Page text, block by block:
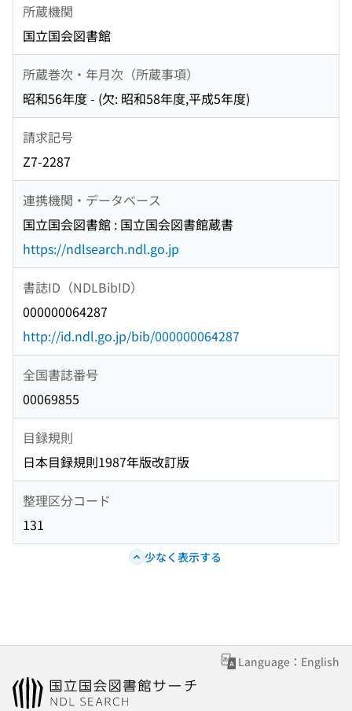
所蔵機関
国立国会図書館
所蔵巻次・年月次（所蔵事項）
昭和56年度 - (欠: 昭和58年度,平成5年度)
請求記号
Z7-2287
連携機関・データベース
国立国会図書館 : 国立国会図書館蔵書
https://ndlsearch.ndl.go.jp
書誌ID（NDLBibID）
000000064287
http://id.ndl.go.jp/bib/000000064287
全国書誌番号
00069855
目録規則
日本目録規則1987年版改訂版
整理区分コード
131
少なく表示する
Language：English